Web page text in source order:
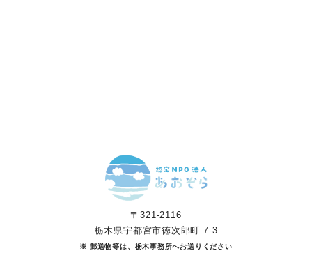
〒321-2116
栃木県宇都宮市徳次郎町 7-3
※ 郵送物等は、栃木事務所へお送りください